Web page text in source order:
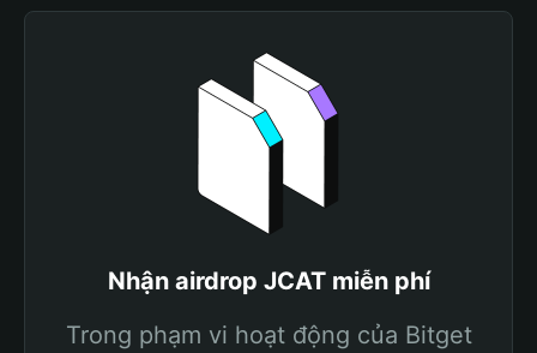
Nhận airdrop JCAT miễn phí
Trong phạm vi hoạt động của Bitget